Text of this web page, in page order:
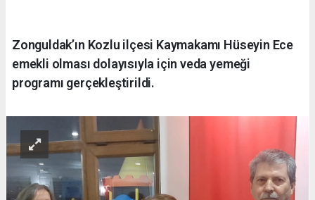
Zonguldak’ın Kozlu ilçesi Kaymakamı Hüseyin Ece
emekli olması dolayısıyla için veda yemeği
programı gerçekleştirildi.